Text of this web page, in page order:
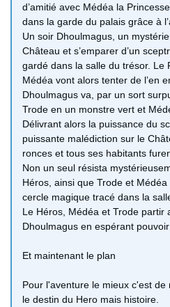
d’amitié avec Médéa la
dans la garde du palais grâce à
Un soir Dhoulmagus, un
Château et s’emparer d’un
gardé dans la salle du trésor. Le
Médéa vont alors tenter de l’en
Dhoulmagus va, par un sort
Trode en un monstre vert et
Délivrant alors la puissance du
puissante malédiction sur le
ronces et tous ses habitants
Non un seul résista
Héros, ainsi que Trode et
cercle magique tracé dans la
Le Héros, Médéa et Trode partir
Dhoulmagus en espérant
Et maintenant le plan
Pour l'aventure le mieux c'est
le destin du Hero mais histoire.